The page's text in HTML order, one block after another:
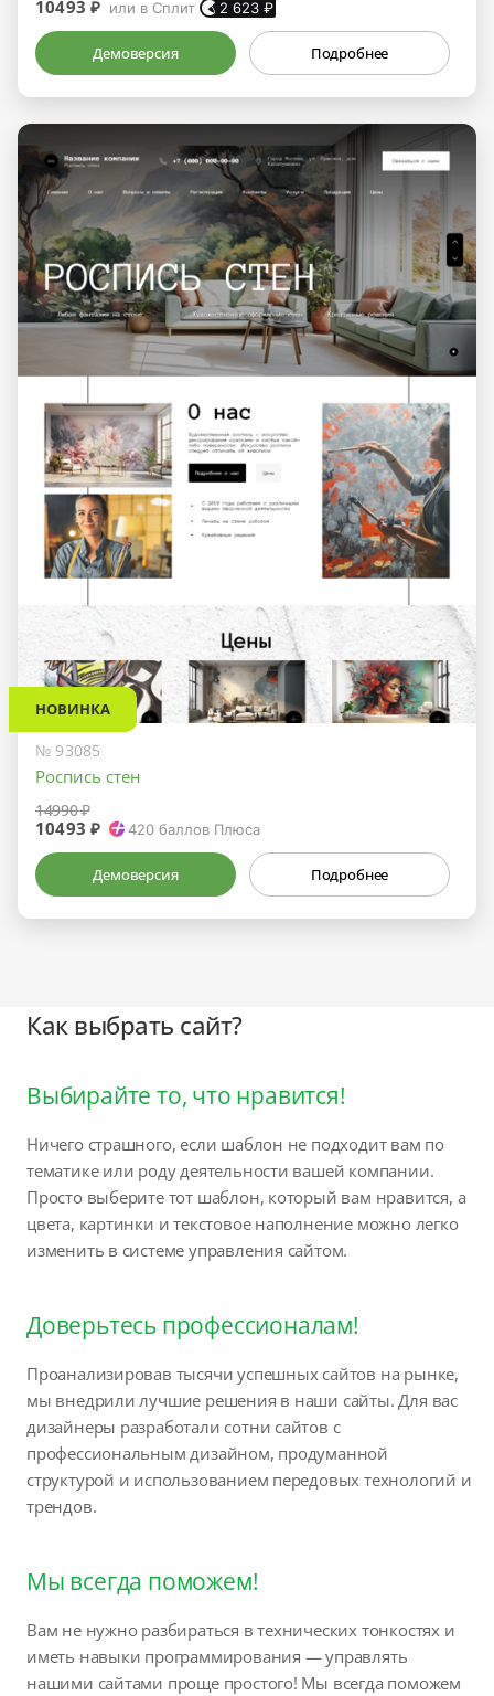
10493 ₽ или в Сплит 2 623 ₽
Демоверсия Подробнее
НОВИНКА
№ 93085
Роспись стен
14990 ₽
10493 ₽ 420 баллов Плюса
Демоверсия Подробнее
Как выбрать сайт?
Выбирайте то, что нравится!
Ничего страшного, если шаблон не подходит вам по
тематике или роду деятельности вашей компании.
Просто выберите тот шаблон, который вам нравится, а
цвета, картинки и текстовое наполнение можно легко
изменить в системе управления сайтом.
Доверьтесь профессионалам!
Проанализировав тысячи успешных сайтов на рынке,
мы внедрили лучшие решения в наши сайты. Для вас
дизайнеры разработали сотни сайтов с
профессиональным дизайном, продуманной
структурой и использованием передовых технологий и
трендов.
Мы всегда поможем!
Вам не нужно разбираться в технических тонкостях и
иметь навыки программирования — управлять
нашими сайтами проще простого! Мы всегда поможем